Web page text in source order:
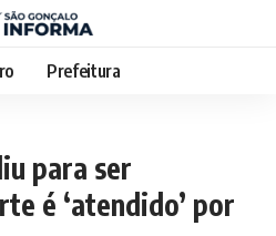
Prefeitura
para ser
é ‘atendido’ por